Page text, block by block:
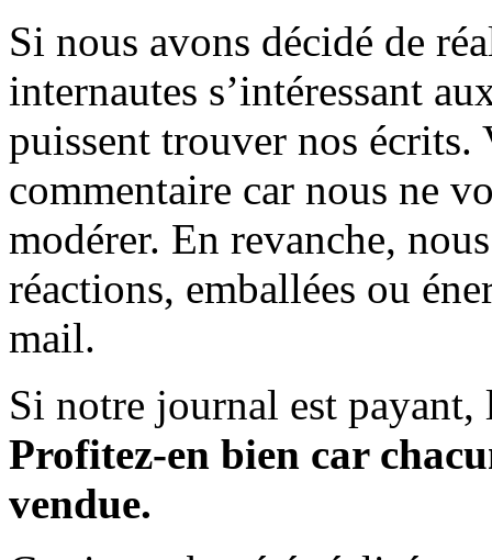
Si nous avons décidé de
internautes s’intéressant
puissent trouver nos écrits.
commentaire car nous ne
modérer. En revanche,
réactions, emballées ou
mail.
Si notre journal est payant,
Profitez-en bien car
vendue.